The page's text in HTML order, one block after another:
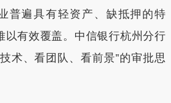
普遍具有轻资产、缺抵押的特
以有效覆盖。中信银行杭州分行
术、看团队、看前景”的审批思